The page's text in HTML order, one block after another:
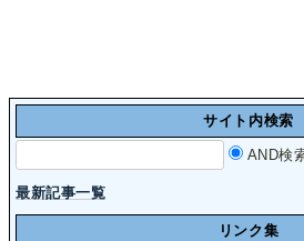
サイト内検索
AND検
最新記事一覧
リンク集